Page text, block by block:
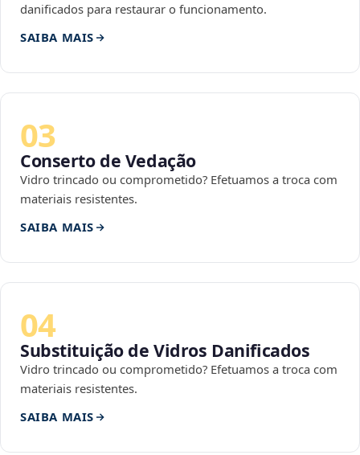
danificados para restaurar o funcionamento.
SAIBA MAIS
03
Conserto de Vedação
Vidro trincado ou comprometido? Efetuamos a troca com
materiais resistentes.
SAIBA MAIS
04
Substituição de Vidros Danificados
Vidro trincado ou comprometido? Efetuamos a troca com
materiais resistentes.
SAIBA MAIS